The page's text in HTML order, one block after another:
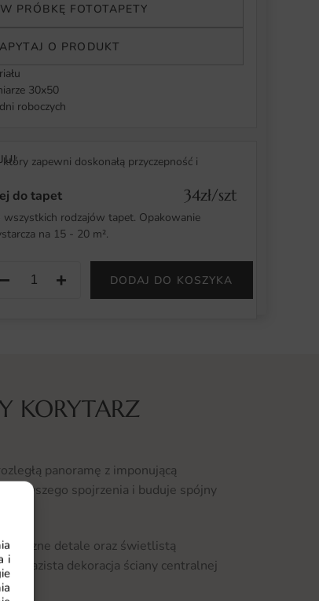
i
PRÓBKĘ FOTOTAPETY
O PRODUKT
30x50
roboczych
zapewni doskonałą przyczepność i
do tapet 34zł/szt
wszystkich rodzajów tapet. Opakowanie
na 15 - 20 m².
− + DODAJ DO KOSZYKA
KORYTARZ
panoramę z imponującą
spojrzenia i buduje spójny
detale oraz świetlistą
wyrazista dekoracja ściany centralnej